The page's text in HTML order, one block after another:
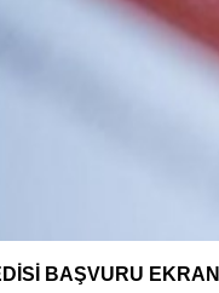
BAŞVURU EKRANI